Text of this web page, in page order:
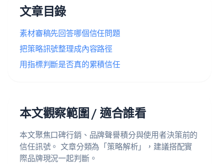
文章目錄
素材審稿先回答哪個信任問題
把策略訊號整理成內容路徑
用指標判斷是否真的累積信任
本文觀察範圍 / 適合誰看
本文聚焦口碑行銷、品牌聲譽積分與使用者決策前的
信任訊號。 文章分類為「策略解析」，建議搭配實
際品牌現況一起判斷。